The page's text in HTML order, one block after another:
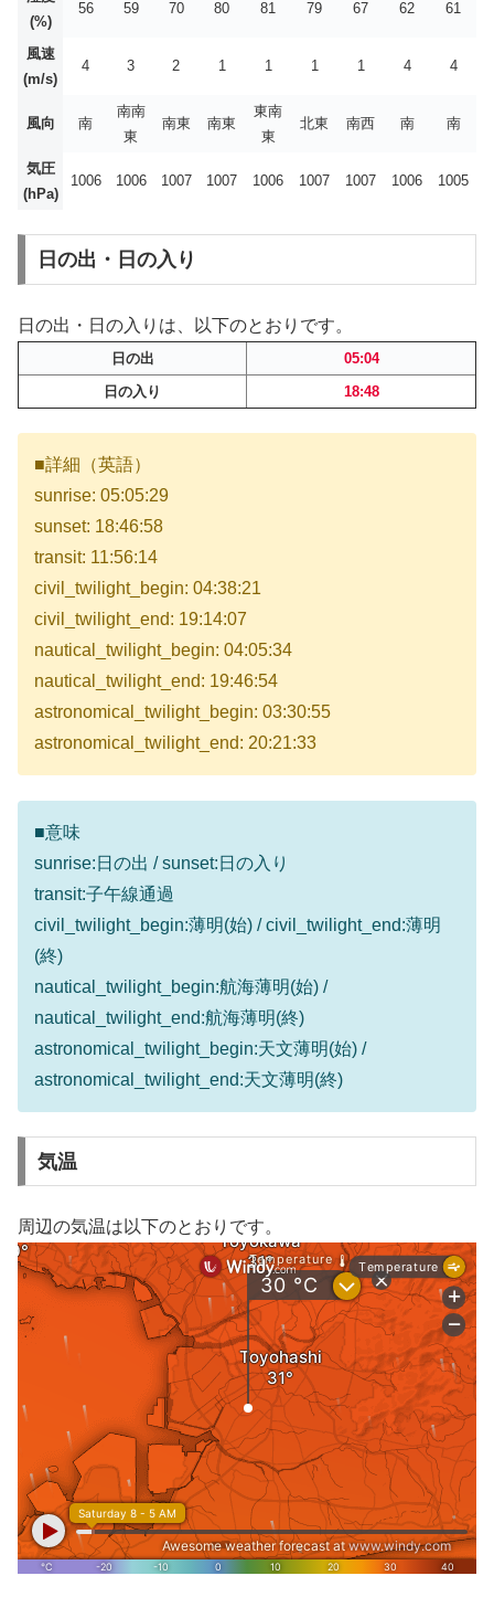
(%)
56 59 70 80 81 79 67 62 61
風速
(m/s)
4 3 2 1 1 1 1 4 4
風向 南
南南
東
南東 南東
東南
東
北東 南西 南 南
気圧
(hPa)
1006 1006 1007 1007 1006 1007 1007 1006 1005
日の出・日の入り
日の出・日の入りは、以下のとおりです。
日の出
05:04
日の入り
18:48
■詳細（英語）
sunrise: 05:05:29
sunset: 18:46:58
transit: 11:56:14
civil_twilight_begin: 04:38:21
civil_twilight_end: 19:14:07
nautical_twilight_begin: 04:05:34
nautical_twilight_end: 19:46:54
astronomical_twilight_begin: 03:30:55
astronomical_twilight_end: 20:21:33
■意味
sunrise:日の出 / sunset:日の入り
transit:子午線通過
civil_twilight_begin:薄明(始) / civil_twilight_end:薄明
(終)
nautical_twilight_begin:航海薄明(始) /
nautical_twilight_end:航海薄明(終)
astronomical_twilight_begin:天文薄明(始) /
astronomical_twilight_end:天文薄明(終)
気温
周辺の気温は以下のとおりです。